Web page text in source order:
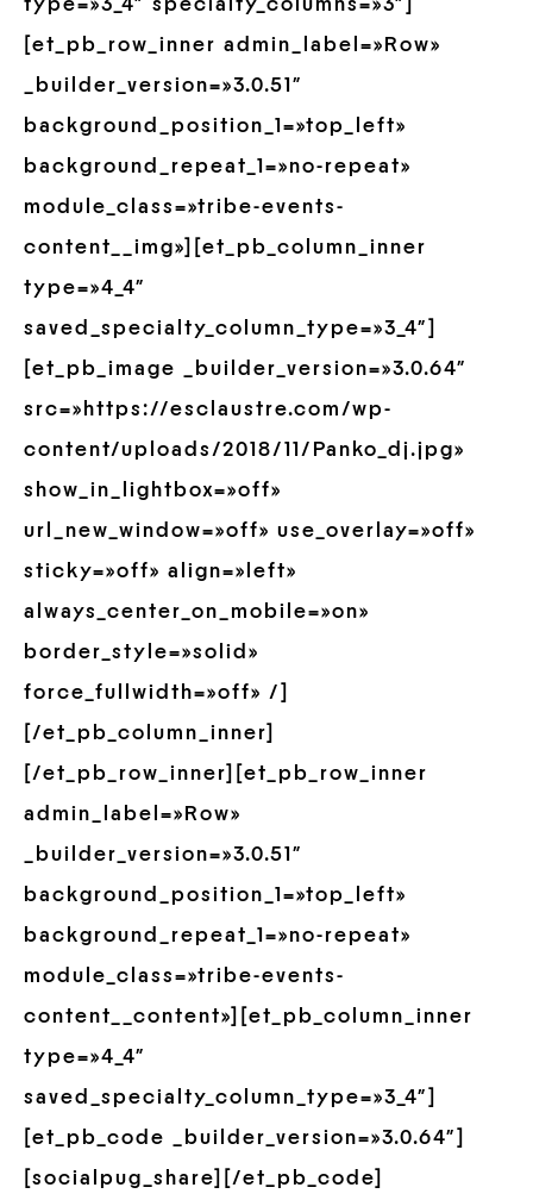
type=»3_4″ specialty_columns=»3″]
[et_pb_row_inner admin_label=»Row»
_builder_version=»3.0.51″
background_position_1=»top_left»
background_repeat_1=»no-repeat»
module_class=»tribe-events-
content__img»][et_pb_column_inner
type=»4_4″
saved_specialty_column_type=»3_4″]
[et_pb_image _builder_version=»3.0.64″
src=»https://esclaustre.com/wp-
content/uploads/2018/11/Panko_dj.jpg»
show_in_lightbox=»off»
url_new_window=»off» use_overlay=»off»
sticky=»off» align=»left»
always_center_on_mobile=»on»
border_style=»solid»
force_fullwidth=»off» /]
[/et_pb_column_inner]
[/et_pb_row_inner][et_pb_row_inner
admin_label=»Row»
_builder_version=»3.0.51″
background_position_1=»top_left»
background_repeat_1=»no-repeat»
module_class=»tribe-events-
content__content»][et_pb_column_inner
type=»4_4″
saved_specialty_column_type=»3_4″]
[et_pb_code _builder_version=»3.0.64″]
[socialpug_share][/et_pb_code]